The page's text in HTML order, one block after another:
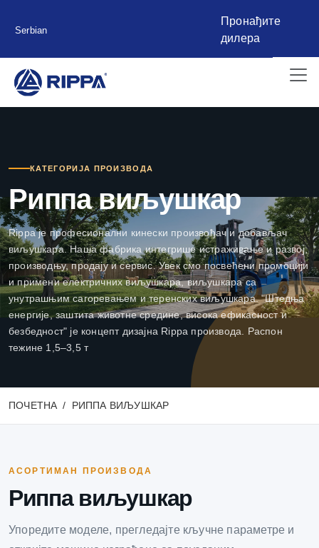
Serbian
Пронађите
дилера
КАТЕГОРИЈА ПРОИЗВОДА
Риппа виљушкар
Rippa је професионални кинески произвођач и добављач
виљушкара. Наша фабрика интегрише истраживање и развој,
производњу, продају и сервис. Увек смо посвећени промоцији
и примени електричних виљушкара, виљушкара са
унутрашњим сагоревањем и теренских виљушкара. "Штедња
енергије, заштита животне средине, висока ефикасност и
безбедност" је концепт дизајна Rippa производа. Распон
тежине 1,5–3,5 т
ПОЧЕТНА РИППА ВИЉУШКАР
АСОРТИМАН ПРОИЗВОДА
Риппа виљушкар
Упоредите моделе, прегледајте кључне параметре и